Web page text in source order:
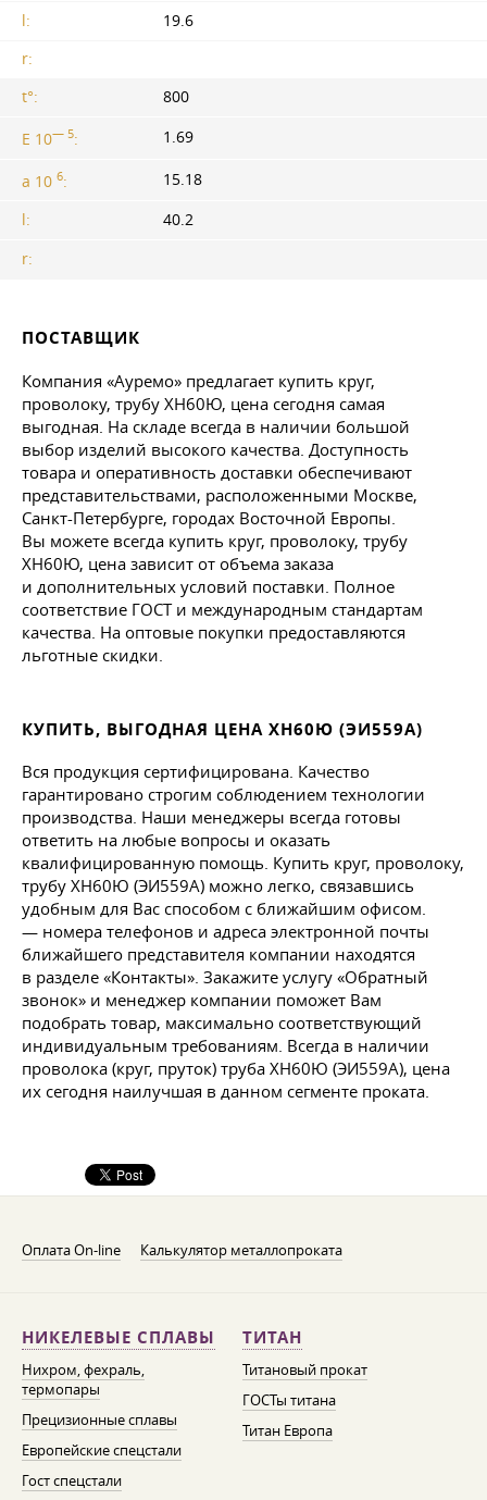
l:
19.6
r:
t°:
800
E 10— 5: 1.69
a 10 6: 15.18
l:
40.2
r:
ПОСТАВЩИК
Компания «Ауремо» предлагает купить круг,
проволоку, трубу ХН60Ю, цена сегодня самая
выгодная. На складе всегда в наличии большой
выбор изделий высокого качества. Доступность
товара и оперативность доставки обеспечивают
представительствами, расположенными Москве,
Санкт-Петербурге, городах Восточной Европы.
Вы можете всегда купить круг, проволоку, трубу
ХН60Ю, цена зависит от объема заказа
и дополнительных условий поставки. Полное
соответствие ГОСТ и международным стандартам
качества. На оптовые покупки предоставляются
льготные скидки.
КУПИТЬ, ВЫГОДНАЯ ЦЕНА ХН60Ю (ЭИ559А)
Вся продукция сертифицирована. Качество
гарантировано строгим соблюдением технологии
производства. Наши менеджеры всегда готовы
ответить на любые вопросы и оказать
квалифицированную помощь. Купить круг, проволоку,
трубу ХН60Ю (ЭИ559А) можно легко, связавшись
удобным для Вас способом с ближайшим офисом.
— номера телефонов и адреса электронной почты
ближайшего представителя компании находятся
в разделе «Контакты». Закажите услугу «Обратный
звонок» и менеджер компании поможет Вам
подобрать товар, максимально соответствующий
индивидуальным требованиям. Всегда в наличии
проволока (круг, пруток) труба ХН60Ю (ЭИ559А), цена
их сегодня наилучшая в данном сегменте проката.
Оплата On-line Калькулятор металлопроката
НИКЕЛЕВЫЕ СПЛАВЫ
Нихром, фехраль,
термопары
Прецизионные сплавы
Европейские спецстали
Гост спецстали
ТИТАН
Титановый прокат
ГОСТы титана
Титан Европа